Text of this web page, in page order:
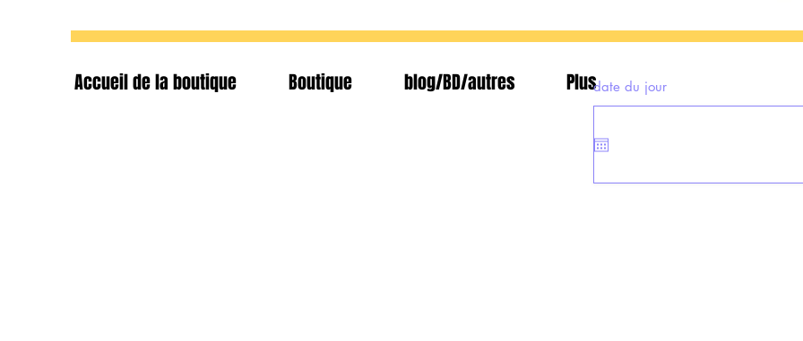
Accueil de la boutique Boutique blog/BD/autres Plusdate du jour